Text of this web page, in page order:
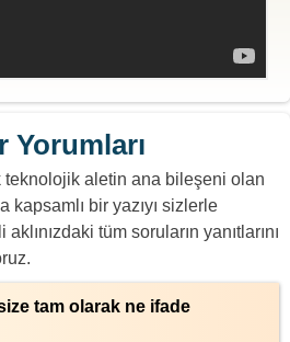
Yorumları
teknolojik aletin ana bileşeni olan
kapsamlı bir yazıyı sizlerle
tüm soruların yanıtlarını
tam olarak ne ifade